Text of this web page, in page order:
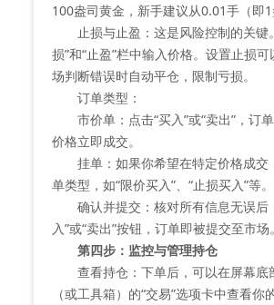
100盎司黄金，新手建议从0.01手（即1
止损与止盈：这是风险控制的关键
损”和“止盈”栏中输入价格。设置止损
场判断错误时自动平仓，限制亏损。
订单类型：
市价单：点击“买入”或“卖出”，订
价格立即成交。
挂单：如果你希望在特定价格成交
单类型，如“限价买入”、“止损买入”等。
确认并提交：核对所有信息无误后
入”或“卖出”按钮，订单即被提交至市场。
第四步：监控与管理持仓
查看持仓：下单后，可以在屏幕底
（或工具箱）的“交易”选项卡中查看你